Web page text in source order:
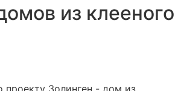
из клееного